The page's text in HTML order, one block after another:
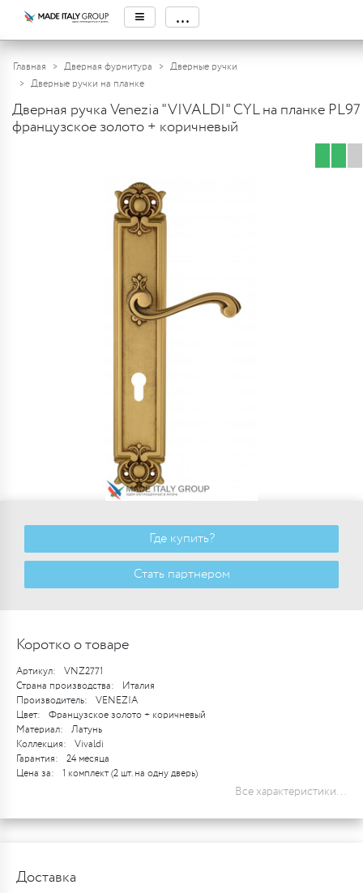
≡ ...
Главная Дверная фурнитура
Дверные ручки
Дверные ручки на планке
Дверная ручка Venezia "VIVALDI" CYL на планке PL97
французское золото + коричневый
Где купить?
Стать партнером
Коротко о товаре
Артикул:
VNZ2771
Страна производства:
Италия
Производитель:
VENEZIA
Цвет:
Французское золото + коричневый
Материал:
Латунь
Коллекция:
Vivaldi
Гарантия:
24 месяца
Цена за:
1 комплект (2 шт. на одну дверь)
Все характеристики...
Доставка